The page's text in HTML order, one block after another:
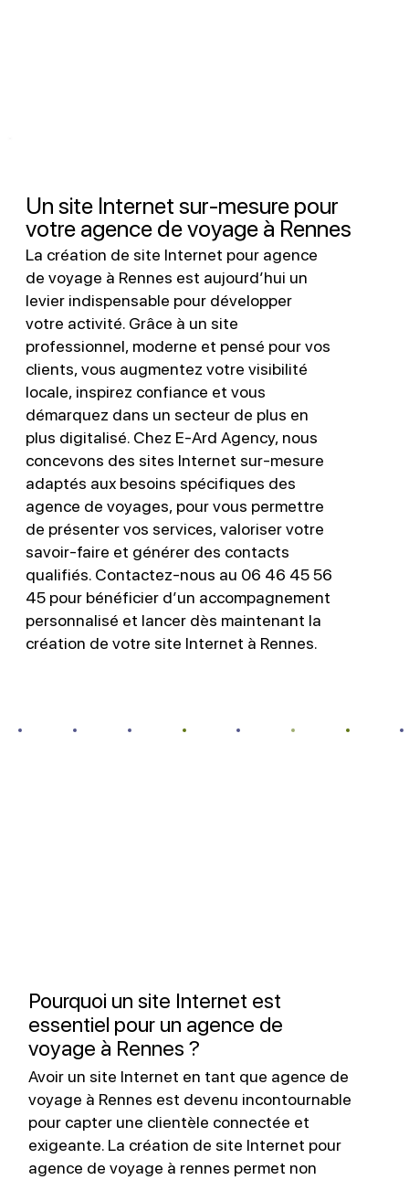
Un site Internet sur-mesure pour
votre agence de voyage à Rennes
La création de site Internet pour agence
de voyage à Rennes est aujourd’hui un
levier indispensable pour développer
votre activité. Grâce à un site
professionnel, moderne et pensé pour vos
clients, vous augmentez votre visibilité
locale, inspirez confiance et vous
démarquez dans un secteur de plus en
plus digitalisé. Chez E-Ard Agency, nous
concevons des sites Internet sur-mesure
adaptés aux besoins spécifiques des
agence de voyages, pour vous permettre
de présenter vos services, valoriser votre
savoir-faire et générer des contacts
qualifiés. Contactez-nous au 06 46 45 56
45 pour bénéficier d’un accompagnement
personnalisé et lancer dès maintenant la
création de votre site Internet à Rennes.
Pourquoi un site Internet est
essentiel pour un agence de
voyage à Rennes ?
Avoir un site Internet en tant que agence de
voyage à Rennes est devenu incontournable
pour capter une clientèle connectée et
exigeante. La création de site Internet pour
agence de voyage à rennes permet non